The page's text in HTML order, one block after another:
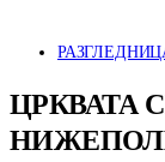
ЦРКВАТА